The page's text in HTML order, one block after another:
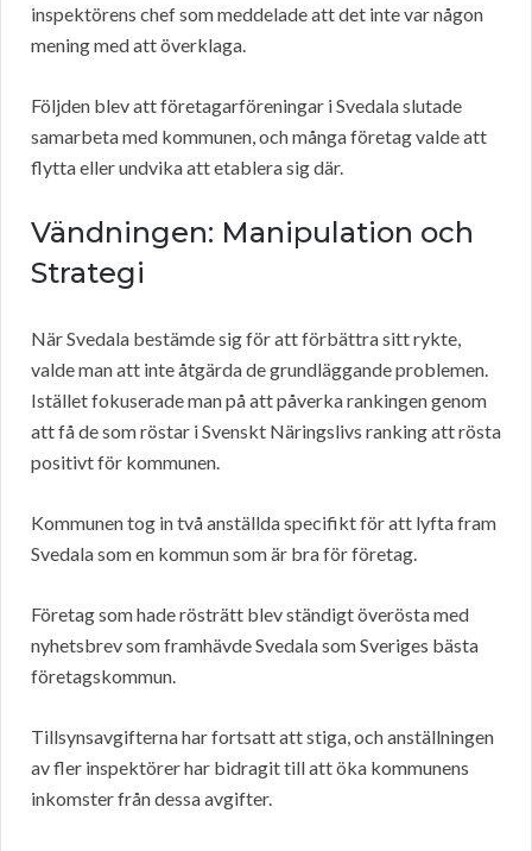
inspektörens chef som meddelade att det inte var någon
mening med att överklaga.
Följden blev att företagarföreningar i Svedala slutade
samarbeta med kommunen, och många företag valde att
flytta eller undvika att etablera sig där.
Vändningen: Manipulation och
Strategi
När Svedala bestämde sig för att förbättra sitt rykte,
valde man att inte åtgärda de grundläggande problemen.
Istället fokuserade man på att påverka rankingen genom
att få de som röstar i Svenskt Näringslivs ranking att rösta
positivt för kommunen.
Kommunen tog in två anställda specifikt för att lyfta fram
Svedala som en kommun som är bra för företag.
Företag som hade rösträtt blev ständigt överösta med
nyhetsbrev som framhävde Svedala som Sveriges bästa
företagskommun.
Tillsynsavgifterna har fortsatt att stiga, och anställningen
av fler inspektörer har bidragit till att öka kommunens
inkomster från dessa avgifter.